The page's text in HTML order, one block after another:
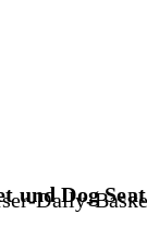
und Dog Seat